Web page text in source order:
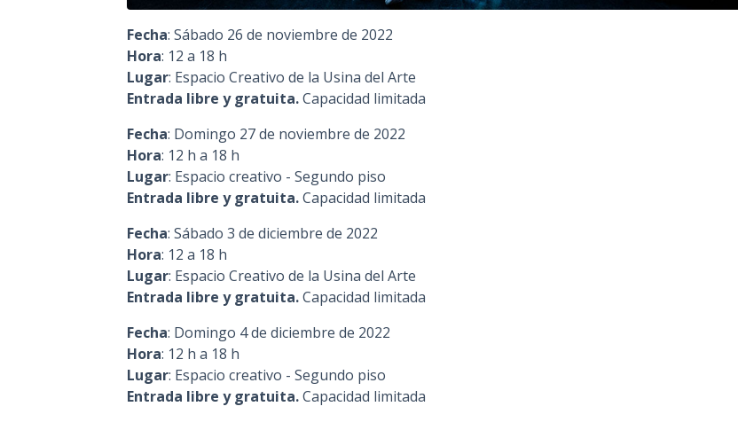
Fecha: Sábado 26 de noviembre de 2022
Hora: 12 a 18 h
Lugar: Espacio Creativo de la Usina del Arte
Entrada libre y gratuita.Capacidad limitada
Fecha: Domingo 27 de noviembre de 2022
Hora: 12 h a 18 h
Lugar: Espacio creativo - Segundo piso
Entrada libre y gratuita.Capacidad limitada
Fecha: Sábado 3 de diciembre de 2022
Hora: 12 a 18 h
Lugar: Espacio Creativo de la Usina del Arte
Entrada libre y gratuita.Capacidad limitada
Fecha: Domingo 4 de diciembre de 2022
Hora: 12 h a 18 h
Lugar: Espacio creativo - Segundo piso
Entrada libre y gratuita.Capacidad limitada